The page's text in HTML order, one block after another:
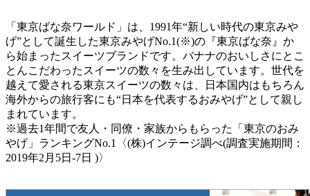
「東京ばな奈ワールド」は、1991年“新しい時代の東京みや
げ”として誕生した東京みやげNo.1(※)の『東京ばな奈』か
ら始まったスイーツブランドです。バナナのおいしさにとこ
とんこだわったスイーツの数々を生み出しています。世代を
越えて愛される東京スイーツの数々は、日本国内はもちろん
海外からの旅行客にも“日本を代表するおみやげ”として親し
まれています。
※過去1年間で友人・同僚・家族からもらった「東京のおみ
やげ」ランキングNo.1〈(株)インテージ調べ(調査実施期間：
2019年2月5日-7日 )〉